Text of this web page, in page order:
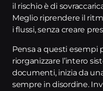
il rischio è di
Meglio riprendere il
i flussi, senza creare
Pensa a questi esempi
riorganizzare l’intero
documenti, inizia da
sempre in disordine.